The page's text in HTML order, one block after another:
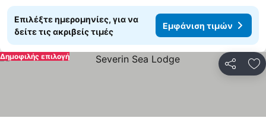
Επιλέξτε ημερομηνίες, για να
δείτε τις ακριβείς τιμές
Εμφάνιση τιμών
Δημοφιλής επιλογή